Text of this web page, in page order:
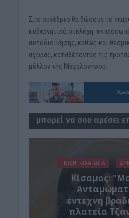
Στο συνέδριο θα δώσουν το
κυβερνητικά στελέχη,
αυτοδιοίκησης, καθώς και
αγοράς, καταθέτοντας τις
μέλλον της Μεγαλονήσου.
μπορεί να σου αρέσει
ΓΕΎΣΗ - ΨΥΧΑΓΩΓΊΑ
Κίσαμος:
έντεχνη
πλατεία